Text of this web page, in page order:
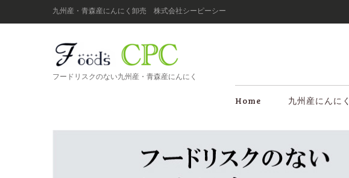
九州産・青森産にんにく卸売 株式会社シーピーシー
フードリスクのない九州産・青森産にんにく
Home 九州産にんにく